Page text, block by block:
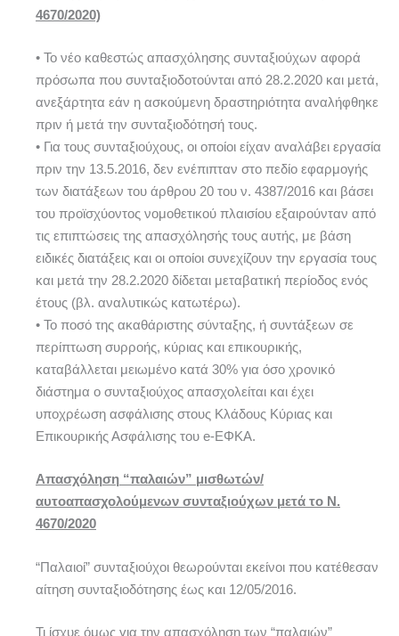
4670/2020)
• Το νέο καθεστώς απασχόλησης συνταξιούχων αφορά
πρόσωπα που συνταξιοδοτούνται από 28.2.2020 και μετά,
ανεξάρτητα εάν η ασκούμενη δραστηριότητα αναλήφθηκε
πριν ή μετά την συνταξιοδότησή τους.
• Για τους συνταξιούχους, οι οποίοι είχαν αναλάβει εργασία
πριν την 13.5.2016, δεν ενέπιπταν στο πεδίο εφαρμογής
των διατάξεων του άρθρου 20 του ν. 4387/2016 και βάσει
του προϊσχύοντος νομοθετικού πλαισίου εξαιρούνταν από
τις επιπτώσεις της απασχόλησής τους αυτής, με βάση
ειδικές διατάξεις και οι οποίοι συνεχίζουν την εργασία τους
και μετά την 28.2.2020 δίδεται μεταβατική περίοδος ενός
έτους (βλ. αναλυτικώς κατωτέρω).
• Το ποσό της ακαθάριστης σύνταξης, ή συντάξεων σε
περίπτωση συρροής, κύριας και επικουρικής,
καταβάλλεται μειωμένο κατά 30% για όσο χρονικό
διάστημα ο συνταξιούχος απασχολείται και έχει
υποχρέωση ασφάλισης στους Κλάδους Κύριας και
Επικουρικής Ασφάλισης του e-ΕΦΚΑ.
Απασχόληση “παλαιών” μισθωτών/
αυτοαπασχολούμενων συνταξιούχων μετά το Ν.
4670/2020
“Παλαιοί” συνταξιούχοι θεωρούνται εκείνοι που κατέθεσαν
αίτηση συνταξιοδότησης έως και 12/05/2016.
Τι ίσχυε όμως για την απασχόληση των “παλαιών”